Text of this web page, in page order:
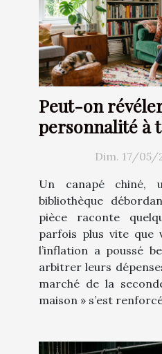
Peut-on
personnalité à
décorationDim. 17/05/
Un canapé chiné,
bibliothèque
pièce raconte
parfois plus vite que
l’inflation a poussé
arbitrer leurs
marché de la
maison » s’est